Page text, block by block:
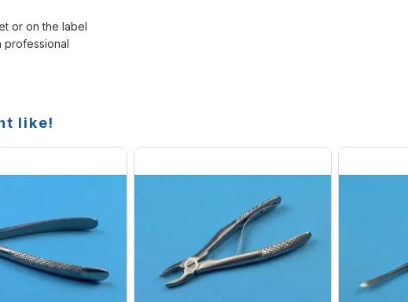
or on the label
professional
like!